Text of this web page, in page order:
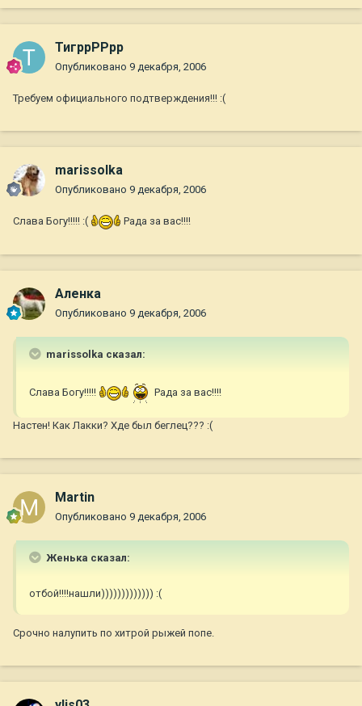
ТигррРРрр
Опубликовано 9 декабря, 2006
Требуем официального подтверждения!!! :(
marissolka
Опубликовано 9 декабря, 2006
Слава Богу!!!!! :( Рада за вас!!!!
Аленка
Опубликовано 9 декабря, 2006
marissolka сказал:
Слава Богу!!!!! Рада за вас!!!!
Настен! Как Лакки? Хде был беглец??? :(
Martin
Опубликовано 9 декабря, 2006
Женька сказал:
отбой!!!!нашли))))))))))))) :(
Срочно налупить по хитрой рыжей попе.